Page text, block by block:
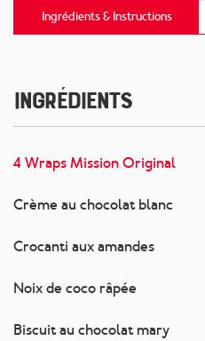
Ingrédients & Instructions
Ingrédients
4 Wraps Mission Original
Crème au chocolat blanc
Crocanti aux amandes
Noix de coco râpée
Biscuit au chocolat mary